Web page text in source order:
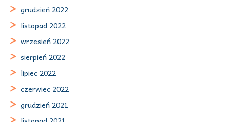
grudzień 2022
listopad 2022
wrzesień 2022
sierpień 2022
lipiec 2022
czerwiec 2022
grudzień 2021